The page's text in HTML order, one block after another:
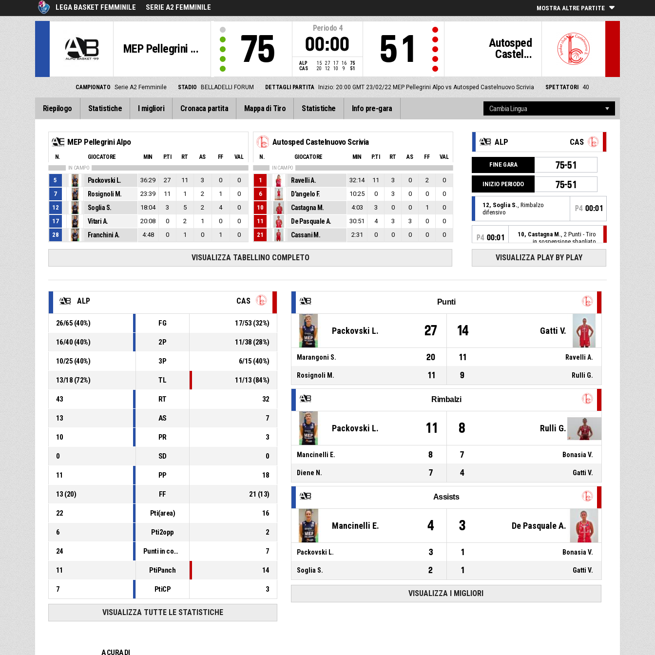
LEGA BASKET FEMMINILE SERIE A2 FEMMINILE MOSTRA ALTRE PARTITE
MEP Pellegrini ... 75
Periodo 4
00:00
ALP 15 27 17 16
75
CAS
20 12 10 9 51
Autosped
Castel...
51
CAMPIONATO Serie A2 Femminile STADIO BELLADELLI FORUM DETTAGLI PARTITA Inizio: 20:00 GMT 23/02/22 MEP Pellegrini Alpo vs Autosped Castelnuovo Scrivia SPETTATORI 40
Riepilogo Statistiche I migliori Cronaca partita Mappa di Tiro Statistiche Info pre-gara
MEP Pellegrini Alpo
N. GIOCATORE MIN P.TI RT AS FF VAL
IN CAMPO
5 Packovski L. 36:29 27 11 3 0
0
7
Rosignoli M. 23:39 11 1 2 1
0
12
Soglia S. 18:04 3 5 2 4
0
17
Vitari A. 20:08 0 2 1 0
0
28
Franchini A. 4:48 0 1 0 1 0
Autosped Castelnuovo Scrivia
N. GIOCATORE MIN P.TI RT AS FF VAL
IN CAMPO
1 Ravelli A. 32:14 11 3 0 2
0
6
D'angelo F. 10:25 0 3 0 0
0
10
Castagna M. 4:03 3 0 0 1
0
11
De Pasquale A. 30:51 4 3 3 0
0
21
Cassani M. 2:31 0 0 0 0 0
VISUALIZZA TABELLINO COMPLETO
ALP CAS
FINE GARA 75-51
INIZIO PERIODO 75-51
12, Soglia S., Rimbalzo
difensivo
P4 00:01
P4 00:01 10, Castagna M., 2 Punti - Tiro
in sospensione sbagliato
Palla persa per 24'' P400:08
P400:32
realizzato
Autosped Castelnuovo
, Tiro libero 1 di 2
realizzato
Autosped Castelnuovo
- sotto di 25
28, Franchini A., Fallo
00:32
1, Ravelli A., Rimbalzo
difensivo
VISUALIZZA PLAY BY PLAY
ALP CAS
26/65 (40%) FG 17/53 (32%)
16/40 (40%) 2P 11/38 (28%)
10/25 (40%) 3P 6/15 (40%)
13/18 (72%) TL 11/13 (84%)
43 RT 32
13 AS 7
10 PR 3
0 SD 0
11 PP 18
13 (20) FF 21 (13)
22 Pti(area) 16
6 Pti2opp 2
24 Punti in contropiede 7
11 PtiPanch 14
7 PtiCP 3
VISUALIZZA TUTTE LE STATISTICHE
Punti
Packovski L. 27 14 Gatti V.
Marangoni S. 20 11 Ravelli A.
Rosignoli M. 11 9 Rulli G.
Rimbalzi
Packovski L. 11 8 Rulli G.
Mancinelli E. 8 7 Bonasia V.
Diene N. 7 4 Gatti V.
Assists
Mancinelli E. 4 3 De Pasquale A.
Packovski L. 3 1 Bonasia V.
Soglia S. 2 1 Gatti V.
VISUALIZZA I MIGLIORI
A CURA DI